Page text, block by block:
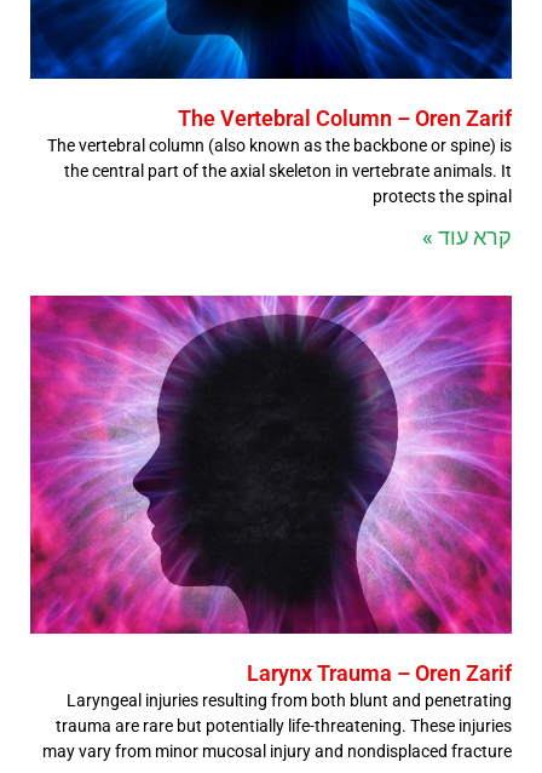
The Vertebral Column – Oren Zarif
The vertebral column (also known as the backbone or spine) is
the central part of the axial skeleton in vertebrate animals. It
protects the spinal
קרא עוד »
Larynx Trauma – Oren Zarif
Laryngeal injuries resulting from both blunt and penetrating
trauma are rare but potentially life-threatening. These injuries
may vary from minor mucosal injury and nondisplaced fracture